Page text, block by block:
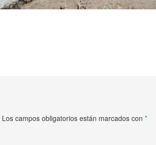
Los campos obligatorios están marcados con *